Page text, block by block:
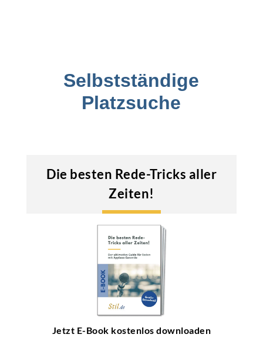
Selbstständige
Platzsuche